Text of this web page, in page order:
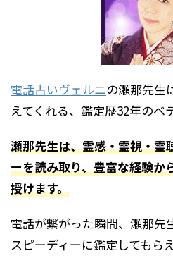
電話占いヴェルニの瀬那先生
えてくれる、鑑定歴32年のベ
瀬那先生は、霊感・霊視・霊
ーを読み取り、豊富な経験か
授けます。
電話が繋がった瞬間、瀬那先
スピーディーに鑑定してもらえ